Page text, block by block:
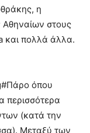
η
στους
και πολλά άλλα.
όπου
περισσότερα
(κατά την
Μεταξύ των